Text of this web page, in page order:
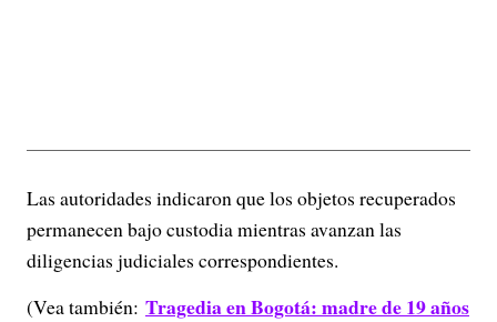
Las autoridades indicaron que los objetos recuperados
permanecen bajo custodia mientras avanzan las
diligencias judiciales correspondientes.
(Vea también: Tragedia en Bogotá: madre de 19 años